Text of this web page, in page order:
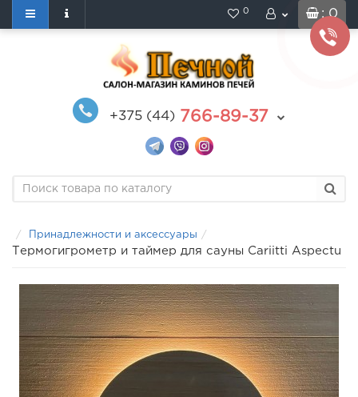
: 0
0
+375 (44) 766-89-37
Принадлежности и аксессуары
Термогигрометр и таймер для сауны Cariitti Aspectu